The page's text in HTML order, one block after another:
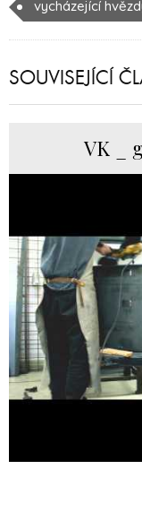
vycházející
SOUVISEJÍCÍ
VK _